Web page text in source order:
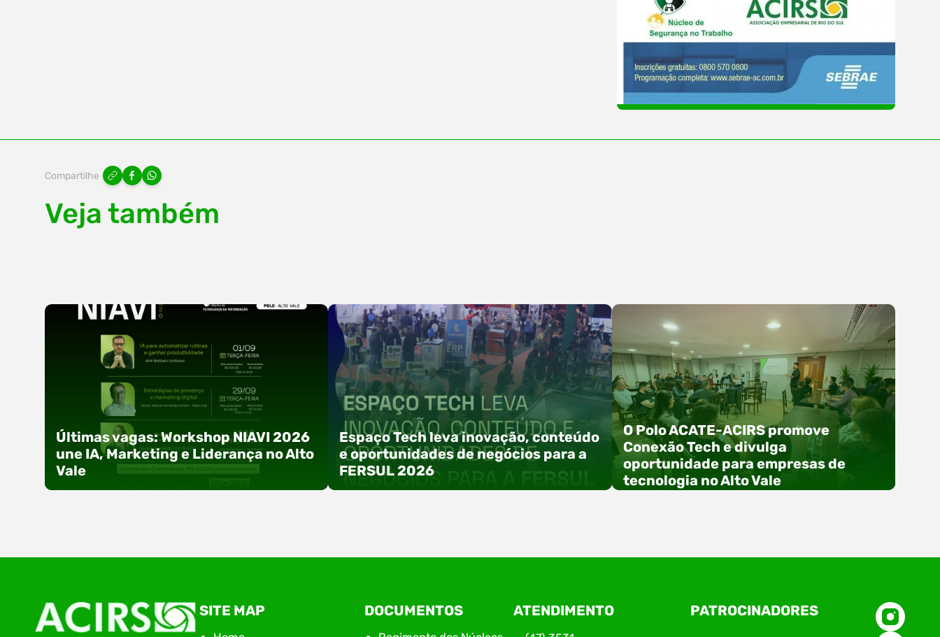
Compartilhe
Veja também
Últimas vagas: Workshop NIAVI 2026
une IA, Marketing e Liderança no Alto
Vale
Com o objetivo de impulsionar a produtividade, a
presença digital e a gestão nas empresas do
Alto Vale, o Núcleo de Tecnologia da Informação
Espaço Tech leva inovação, conteúdo
e oportunidades de negócios para a
FERSUL 2026
A 15ª FERSUL – Feira Multissetorial do Alto Vale
do Itajaí acontece nos dias 12, 13 e 14 de agosto
de 2026, no Centro de Eventos Hermann
O Polo ACATE-ACIRS promove
Conexão Tech e divulga
oportunidade para empresas de
tecnologia no Alto Vale
O Polo ACATE-ACIRS, por meio do NIAVI – Núcleo
de Tecnologia da Informação do Alto Vale do
SITE MAP DOCUMENTOS ATENDIMENTO PATROCINADORES